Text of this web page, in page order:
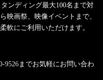
ンディング最大100名まで対
映画祭、映像イベントまで、
軟にご利用いただけます。
9526までお気軽にお問い合わ